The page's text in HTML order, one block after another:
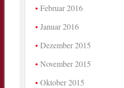
Februar 2016
Januar 2016
Dezember 2015
November 2015
Oktober 2015